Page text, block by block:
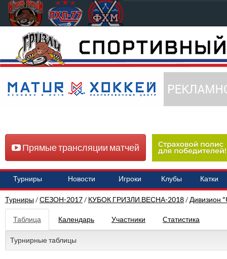
Прямые трансляции матчей
Турниры Новости Игроки Клубы Катки
Турниры /СЕЗОН-2017 /КУБОК ГРИЗЛИ.ВЕСНА-2018 /Дивизион
Таблица Календарь Участники Cтатистика
Турнирные таблицы